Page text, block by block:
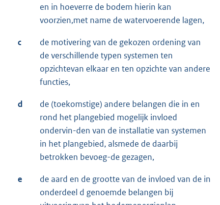
en in hoeverre de bodem hierin kan
voorzien,met name de watervoerende lagen,
c
de motivering van de gekozen ordening van
de verschillende typen systemen ten
opzichtevan elkaar en ten opzichte van andere
functies,
d
de (toekomstige) andere belangen die in en
rond het plangebied mogelijk invloed
ondervin-den van de installatie van systemen
in het plangebied, alsmede de daarbij
betrokken bevoeg-de gezagen,
e
de aard en de grootte van de invloed van de in
onderdeel d genoemde belangen bij